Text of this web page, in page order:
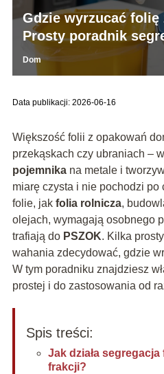
Gdzie wyrzucać folię
Prosty poradnik
Dom
Data publikacji: 2026-06-16
Większość folii z opakowań
przekąskach czy ubraniach –
pojemnikana metale i
miarę czysta i nie pochodzi
folie, jak folia rolnicza,
olejach, wymagają osobnego
trafiają do PSZOK. Kilka
wahania zdecydować, gdzie
W tym poradniku znajdziesz
prostej i do zastosowania od
Spis treści:
Jak działa
frakcji?